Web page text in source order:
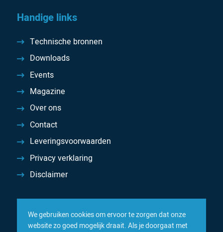
Handige links
Technische bronnen
Downloads
Events
Magazine
Over ons
Contact
Leveringsvoorwaarden
Privacy verklaring
Disclaimer
We gebruiken cookies om ervoor te zorgen dat onze
website zo goed mogelijk draait. Als je doorgaat met